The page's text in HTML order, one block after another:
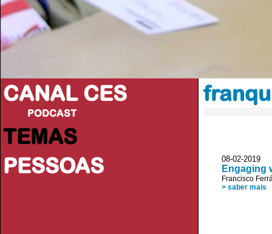
CANAL CES
PODCAST
TEMAS
PESSOAS
08-02-
Engaging
Francisco
> saber mais